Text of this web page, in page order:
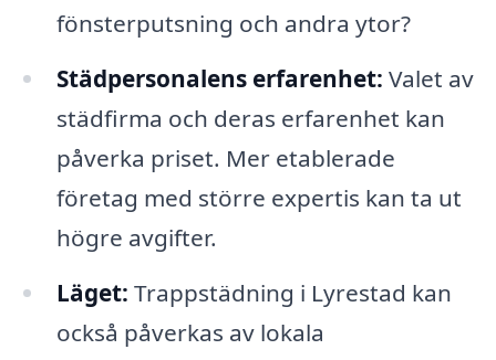
fönsterputsning och andra ytor?
Städpersonalens erfarenhet: Valet av
städfirma och deras erfarenhet kan
påverka priset. Mer etablerade
företag med större expertis kan ta ut
högre avgifter.
Läget: Trappstädning i Lyrestad kan
också påverkas av lokala